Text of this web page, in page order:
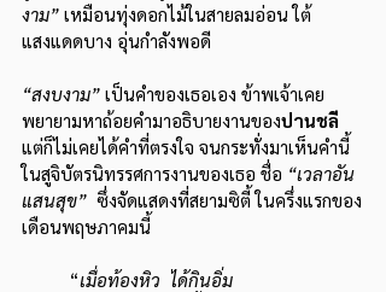
งาม” เหมือนทุ่งดอกไม้ในสายลมอ่อน ใต้
แสงแดดบาง อุ่นกำลังพอดี
“สงบงาม” เป็นคำของเธอเอง ข้าพเจ้าเคย
พยายามหาถ้อยคำมาอธิบายงานของปานชลี
แต่ก็ไม่เคยได้คำที่ตรงใจ จนกระทั่งมาเห็นคำนี้
ในสูจิบัตรนิทรรศการงานของเธอ ชื่อ “เวลาอัน
แสนสุข”
  ซึ่งจัดแสดงที่สยามซิตี้ ในครึ่งแรกของ
เดือนพฤษภาคมนี้
          “
เมื่อท้องหิว  ได้กินอิ่ม